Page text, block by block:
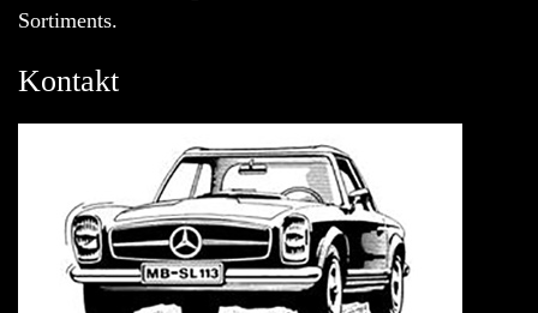
Sortiments.
Kontakt